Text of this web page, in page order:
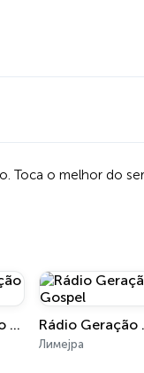
Toca o melhor do
Rádio Geração Católica
Лимејра